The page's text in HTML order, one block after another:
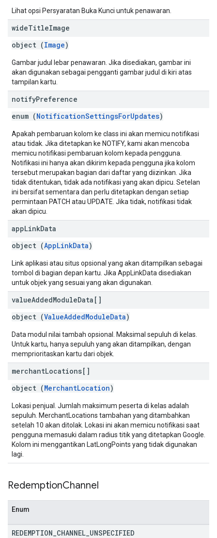
Lihat opsi Persyaratan Buka Kunci untuk penawaran.
wideTitleImage
object (Image)
Gambar judul lebar penawaran. Jika disediakan, gambar ini
akan digunakan sebagai pengganti gambar judul di kiri atas
tampilan kartu.
notifyPreference
enum (NotificationSettingsForUpdates)
Apakah pembaruan kolom ke class ini akan memicu notifikasi
atau tidak. Jika ditetapkan ke NOTIFY, kami akan mencoba
memicu notifikasi pembaruan kolom kepada pengguna.
Notifikasi ini hanya akan dikirim kepada pengguna jika kolom
tersebut merupakan bagian dari daftar yang diizinkan. Jika
tidak ditentukan, tidak ada notifikasi yang akan dipicu. Setelan
ini bersifat sementara dan perlu ditetapkan dengan setiap
permintaan PATCH atau UPDATE. Jika tidak, notifikasi tidak
akan dipicu.
appLinkData
object (AppLinkData)
Link aplikasi atau situs opsional yang akan ditampilkan sebagai
tombol di bagian depan kartu. Jika AppLinkData disediakan
untuk objek yang sesuai yang akan digunakan.
valueAddedModuleData[]
object (ValueAddedModuleData)
Data modul nilai tambah opsional. Maksimal sepuluh di kelas.
Untuk kartu, hanya sepuluh yang akan ditampilkan, dengan
memprioritaskan kartu dari objek.
merchantLocations[]
object (MerchantLocation)
Lokasi penjual. Jumlah maksimum peserta di kelas adalah
sepuluh. MerchantLocations tambahan yang ditambahkan
setelah 10 akan ditolak. Lokasi ini akan memicu notifikasi saat
pengguna memasuki dalam radius titik yang ditetapkan Google.
Kolom ini menggantikan LatLongPoints yang tidak digunakan
lagi.
RedemptionChannel
Enum
REDEMPTION CHANNEL UNSPECIFIED